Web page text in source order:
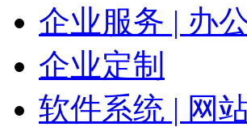
企业服务 | 办
企业定制
软件系统 | 网